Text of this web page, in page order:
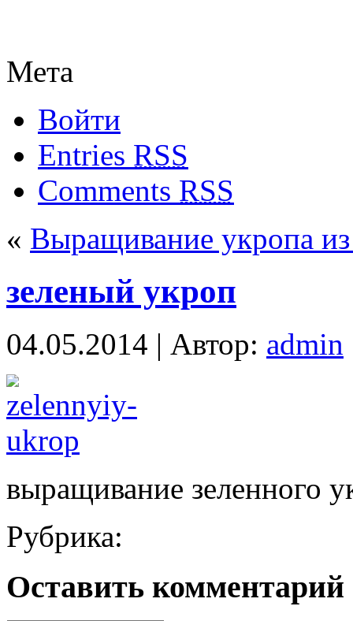
Мета
Войти
Entries RSS
Comments RSS
« Выращивание укропа
зеленый укроп
04.05.2014 | Автор: admin
выращивание зеленного
Рубрика:
Оставить комментарий